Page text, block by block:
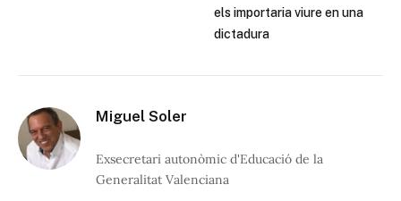
els importaria viure en una
dictadura
Miguel Soler
Exsecretari autonòmic d'Educació de la
Generalitat Valenciana